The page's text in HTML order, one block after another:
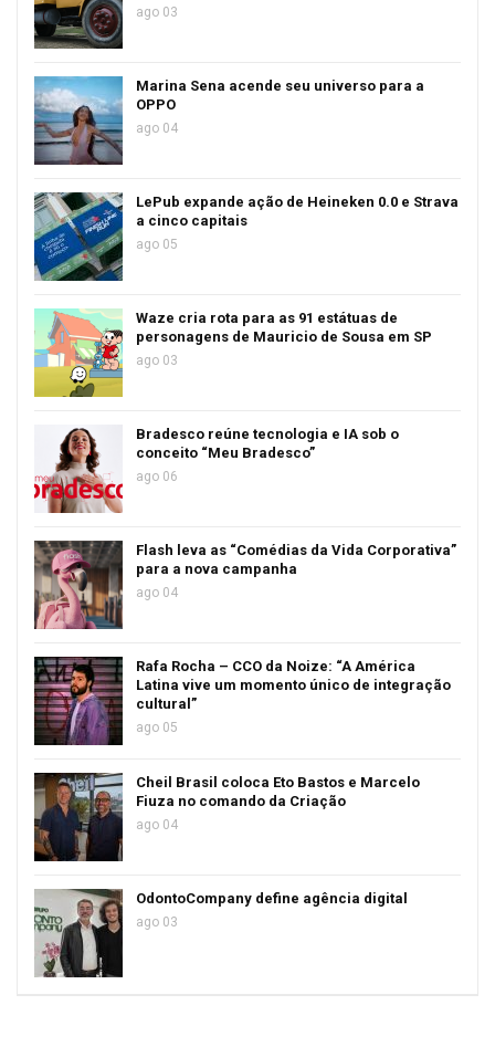
ago 03
Marina Sena acende seu universo para a
OPPO
ago 04
LePub expande ação de Heineken 0.0 e Strava
a cinco capitais
ago 05
Waze cria rota para as 91 estátuas de
personagens de Mauricio de Sousa em SP
ago 03
Bradesco reúne tecnologia e IA sob o
conceito “Meu Bradesco”
ago 06
Flash leva as “Comédias da Vida Corporativa”
para a nova campanha
ago 04
Rafa Rocha – CCO da Noize: “A América
Latina vive um momento único de integração
cultural”
ago 05
Cheil Brasil coloca Eto Bastos e Marcelo
Fiuza no comando da Criação
ago 04
OdontoCompany define agência digital
ago 03